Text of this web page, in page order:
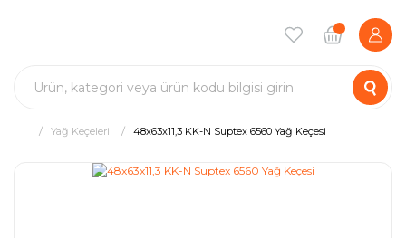
Yağ Keçeleri 48x63x11,3 KK-N Suptex 6560 Yağ Keçesi